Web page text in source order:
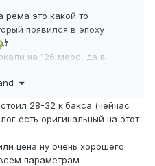
рема это какой то
появился в эпоху
на 126 мерс, да в
на двухтактном
28-32 к.бакса (чейчас
есть оригинальный на этот
цена ну очень хорошего
параметрам